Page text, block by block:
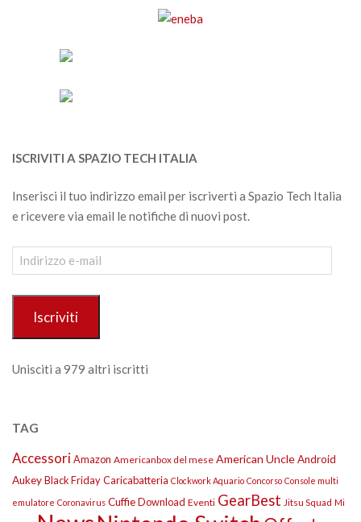
ISCRIVITI A SPAZIO TECH ITALIA
Inserisci il tuo indirizzo email per iscriverti a Spazio Tech Italia
e ricevere via email le notifiche di nuovi post.
Indirizzo
e-
Iscriviti
Unisciti a 979 altri iscritti
TAG
AccessoriAmazon Americanbox del mese American UncleAndroid
AukeyBlack FridayCaricabatteria Clockwork Aquario Concorso Console multi
emulatore Coronavirus CuffieDownload Eventi GearBest Jitsu Squad Mi